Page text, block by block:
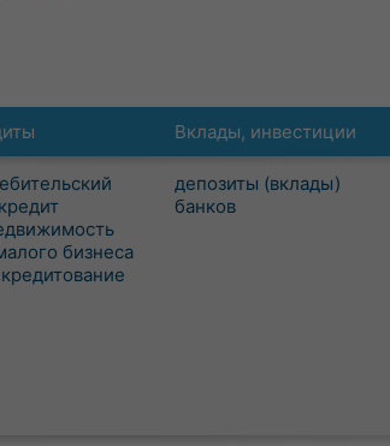
бизнеса
Вклады, инвестиции
депозиты (вклады)
банков